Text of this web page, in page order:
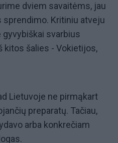
dviem savaitėms, jau
Kritiniu atveju
svarbius
kitos šalies - Vokietijos,
Lietuvoje ne pirmąkart
preparatų. Tačiau,
arba konkrečiam